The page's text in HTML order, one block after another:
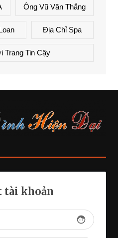
Ông Vũ Văn Thắng
Địa Chỉ Spa
Trang Tin Cậy
tài khoản
face